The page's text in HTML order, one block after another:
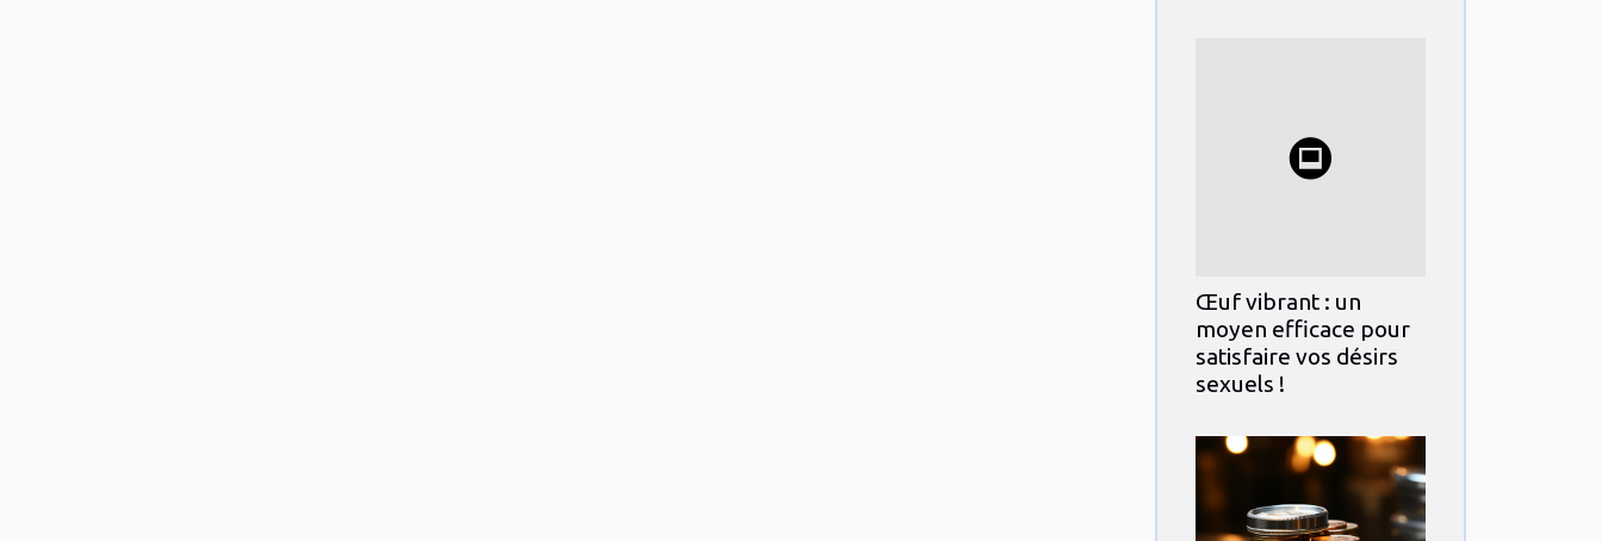
Œuf vibrant : un
moyen efficace pour
satisfaire vos désirs
sexuels !